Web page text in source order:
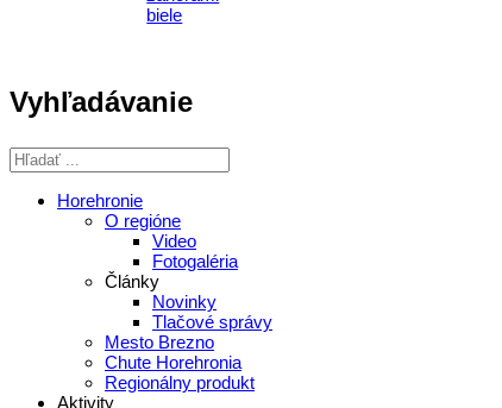
Vyhľadávanie
Horehronie
O regióne
Video
Fotogaléria
Články
Novinky
Tlačové správy
Mesto Brezno
Chute Horehronia
Regionálny produkt
Aktivity